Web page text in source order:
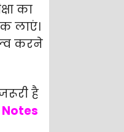
का
लाएं।
करने
है